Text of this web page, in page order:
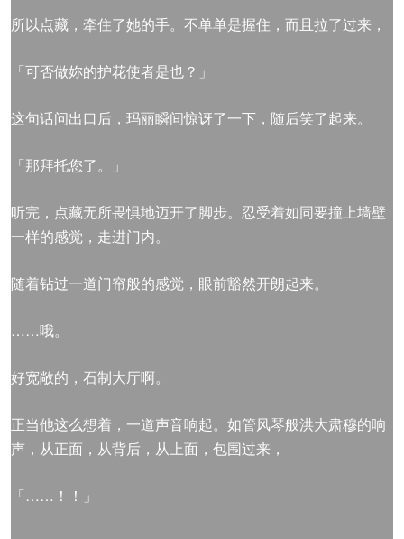
所以点藏，牵住了她的手。不单单是握住，而且拉了过来，
「可否做妳的护花使者是也？」
这句话问出口后，玛丽瞬间惊讶了一下，随后笑了起来。
「那拜托您了。」
听完，点藏无所畏惧地迈开了脚步。忍受着如同要撞上墙壁
一样的感觉，走进门内。
随着钻过一道门帘般的感觉，眼前豁然开朗起来。
……哦。
好宽敞的，石制大厅啊。
正当他这么想着，一道声音响起。如管风琴般洪大肃穆的响
声，从正面，从背后，从上面，包围过来，
「……！！」